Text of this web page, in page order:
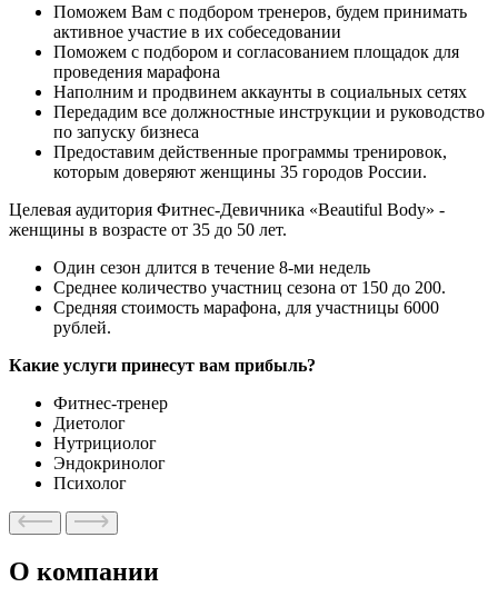
Поможем Вам с подбором тренеров, будем принимать
активное участие в их собеседовании
Поможем с подбором и согласованием площадок для
проведения марафона
Наполним и продвинем аккаунты в социальных сетях
Передадим все должностные инструкции и руководство
по запуску бизнеса
Предоставим действенные программы тренировок,
которым доверяют женщины 35 городов России.
Целевая аудитория Фитнес-Девичника «Beautiful Body» -
женщины в возрасте от 35 до 50 лет.
Один сезон длится в течение 8-ми недель
Среднее количество участниц сезона от 150 до 200.
Средняя стоимость марафона, для участницы 6000
рублей.
Какие услуги принесут вам прибыль?
Фитнес-тренер
Диетолог
Нутрициолог
Эндокринолог
Психолог
О компании